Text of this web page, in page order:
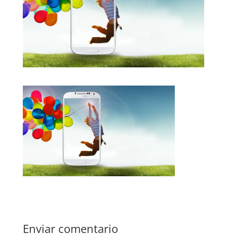
Enviar comentario